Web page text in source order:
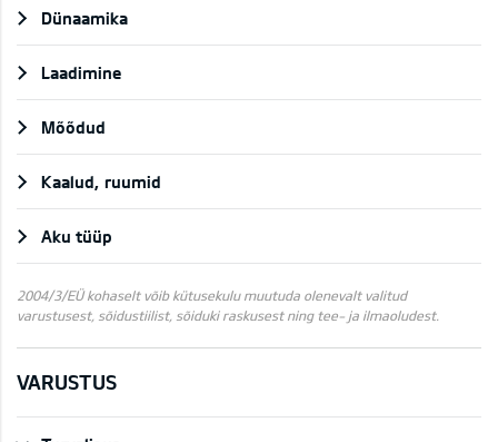
Dünaamika
Laadimine
Mõõdud
Kaalud, ruumid
Aku tüüp
2004/3/EÜ kohaselt võib kütusekulu muutuda olenevalt valitud
varustusest, sõidustiilist, sõiduki raskusest ning tee- ja ilmaoludest.
VARUSTUS